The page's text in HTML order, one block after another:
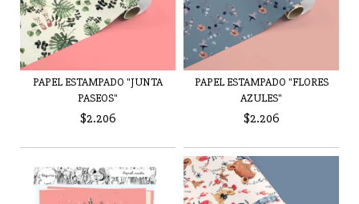
PAPEL ESTAMPADO "JUNTA
PASEOS"
$2.206
PAPEL ESTAMPADO "FLORES
AZULES"
$2.206